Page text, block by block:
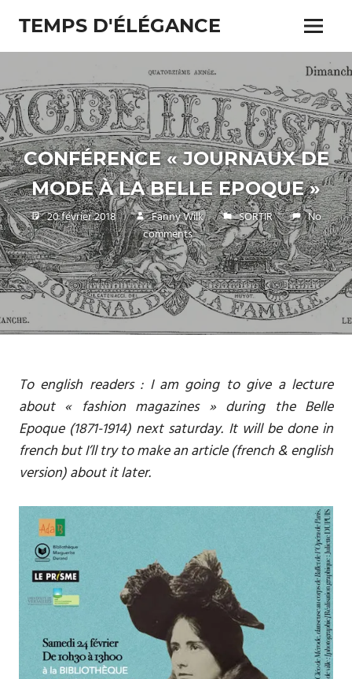
content
TEMPS D'ÉLÉGANCE
Pour
passionnés
de
costumes
Menu
CONFÉRENCE « JOURNAUX DE
MODE À LA BELLE EPOQUE »
20 février 2018 Fanny Wilk SORTIR
No
comments
To english readers : I am going to give a lecture
about « fashion magazines » during the Belle
Epoque (1871-1914) next saturday. It will be done in
french but I’ll try to make an article (french & english
version) about it later.